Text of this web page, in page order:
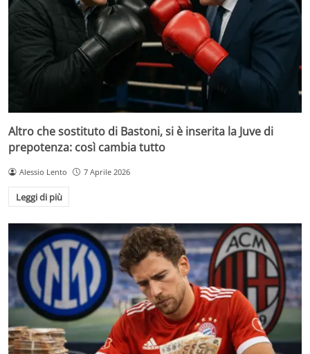
Altro che sostituto di Bastoni, si è inserita la Juve di
prepotenza: così cambia tutto
Alessio Lento 7 Aprile 2026
Leggi di più